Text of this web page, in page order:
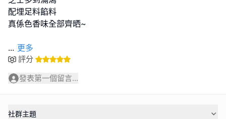
配埋足料餡料
真係色香味全部齊晒~
... 更多
評分
發表第一個留言...
社群主題